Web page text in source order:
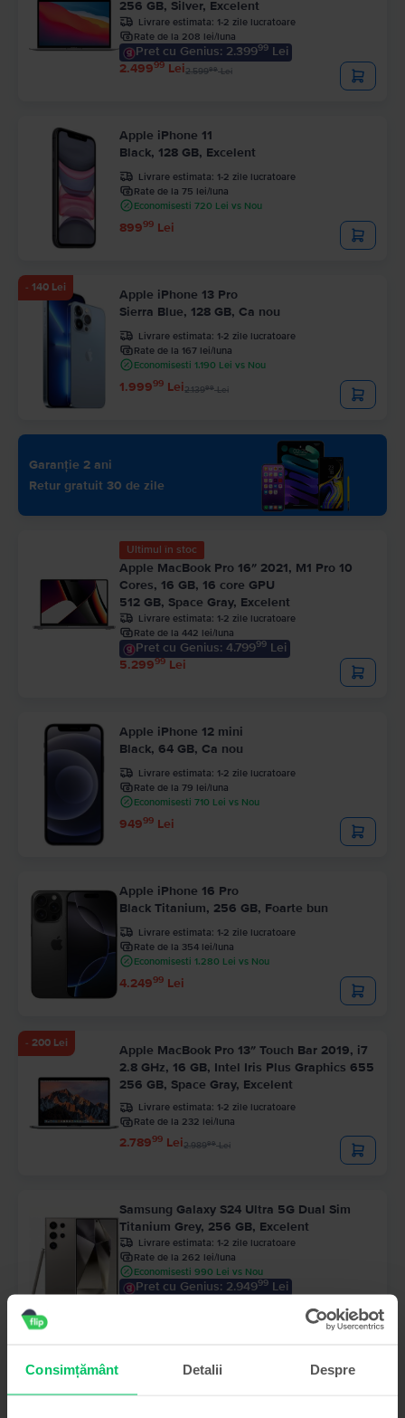
Consimțământ Detalii Despre
256 GB, Silver, Excelent
Livrare estimata: 1-2 zile lucratoare
Rate de la 208 lei/luna
Pret cu Genius: 2.39999 Lei
2.49999 Lei2.59999Lei
Apple iPhone 11
Black, 128 GB, Excelent
Livrare estimata: 1-2 zile lucratoare
Rate de la 75 lei/luna
Economisesti 720 Lei vs Nou
89999 Lei
- 140 Lei
Apple iPhone 13 Pro
Sierra Blue, 128 GB, Ca nou
Livrare estimata: 1-2 zile lucratoare
Rate de la 167 lei/luna
Economisesti 1.190 Lei vs Nou
1.99999 Lei2.13999Lei
Garanție 2 ani
Retur gratuit 30 de zile
Ultimul în stoc
Apple MacBook Pro 16″ 2021, M1 Pro 10
Cores, 16 GB, 16 core GPU
512 GB, Space Gray, Excelent
Livrare estimata: 1-2 zile lucratoare
Rate de la 442 lei/luna
Pret cu Genius: 4.79999 Lei
5.29999 Lei
Apple iPhone 12 mini
Black, 64 GB, Ca nou
Livrare estimata: 1-2 zile lucratoare
Rate de la 79 lei/luna
Economisesti 710 Lei vs Nou
94999 Lei
Apple iPhone 16 Pro
Black Titanium, 256 GB, Foarte bun
Livrare estimata: 1-2 zile lucratoare
Rate de la 354 lei/luna
Economisesti 1.280 Lei vs Nou
4.24999 Lei
- 200 Lei
Apple MacBook Pro 13″ Touch Bar 2019, i7
2.8 GHz, 16 GB, Intel Iris Plus Graphics 655
256 GB, Space Gray, Excelent
Livrare estimata: 1-2 zile lucratoare
Rate de la 232 lei/luna
2.78999 Lei2.98999Lei
Samsung Galaxy S24 Ultra 5G Dual Sim
Titanium Grey, 256 GB, Excelent
Livrare estimata: 1-2 zile lucratoare
Rate de la 262 lei/luna
Economisesti 990 Lei vs Nou
Pret cu Genius: 2.94999 Lei
Samsung Galaxy S22 5G Dual Sim